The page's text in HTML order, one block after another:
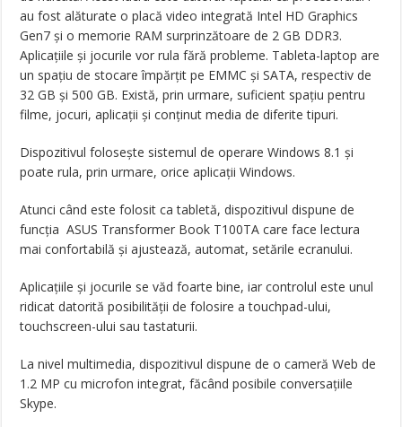
au fost alăturate o placă video integrată Intel HD Graphics
Gen7 și o memorie RAM surprinzătoare de 2 GB DDR3.
Aplicațiile și jocurile vor rula fără probleme. Tableta-laptop are
un spațiu de stocare împărțit pe EMMC și SATA, respectiv de
32 GB și 500 GB. Există, prin urmare, suficient spațiu pentru
filme, jocuri, aplicații și conținut media de diferite tipuri.
Dispozitivul folosește sistemul de operare Windows 8.1 și
poate rula, prin urmare, orice aplicații Windows.
Atunci când este folosit ca tabletă, dispozitivul dispune de
funcția ASUS Transformer Book T100TA care face lectura
mai confortabilă și ajustează, automat, setările ecranului.
Aplicațiile și jocurile se văd foarte bine, iar controlul este unul
ridicat datorită posibilității de folosire a touchpad-ului,
touchscreen-ului sau tastaturii.
La nivel multimedia, dispozitivul dispune de o cameră Web de
1.2 MP cu microfon integrat, făcând posibile conversațiile
Skype.